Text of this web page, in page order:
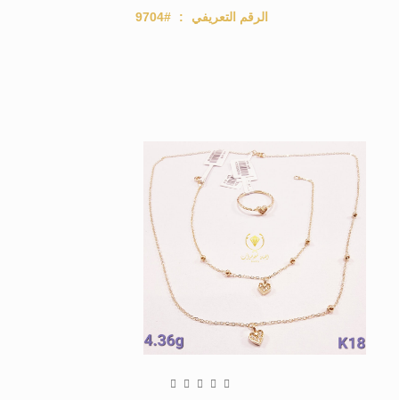
الرقم التعريفي
:
#9704